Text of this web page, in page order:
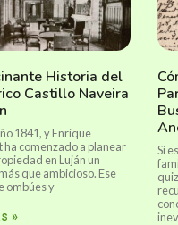
Historia del
Castillo Naveira
1841, y Enrique
ha comenzado a planear
en Luján un
que ambicioso. Ese
ombúes y
»
Si